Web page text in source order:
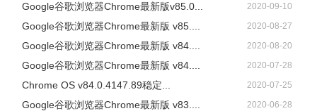
Google谷歌浏览器Chrome最新版v85.0... 2020-09-10
Google谷歌浏览器Chrome最新版 v85.... 2020-08-27
Google谷歌浏览器Chrome最新版 v84.... 2020-08-20
Google谷歌浏览器Chrome最新版 v84.... 2020-07-28
Chrome OS v84.0.4147.89稳定... 2020-07-25
Google谷歌浏览器Chrome最新版 v83.... 2020-06-28